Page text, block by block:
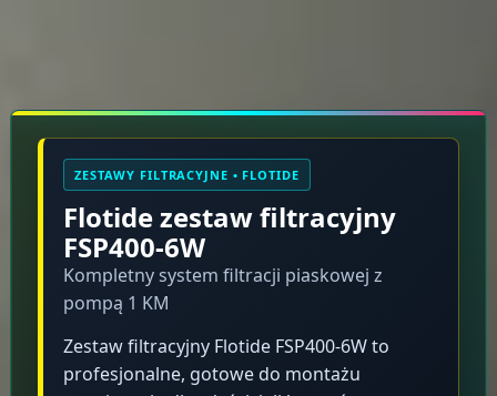
ZESTAWY FILTRACYJNE • FLOTIDE
Flotide zestaw filtracyjny
FSP400-6W
Kompletny system filtracji piaskowej z
pompą 1 KM
Zestaw filtracyjny Flotide FSP400-6W to
profesjonalne, gotowe do montażu